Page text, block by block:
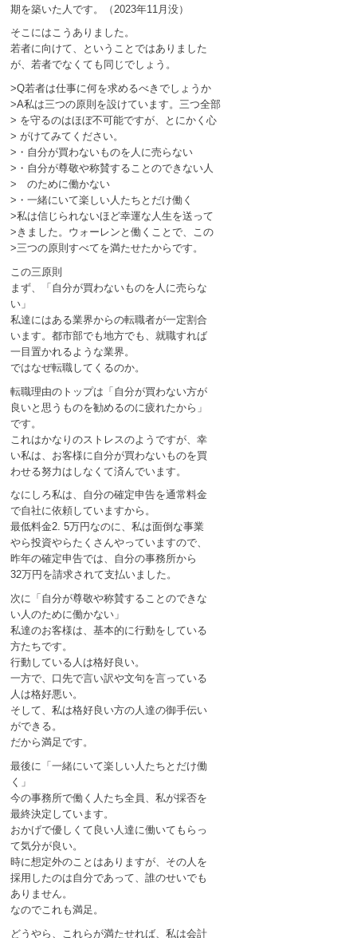
期を築いた人です。（2023年11月没）
そこにはこうありました。
若者に向けて、ということではありました
が、若者でなくても同じでしょう。
>Q若者は仕事に何を求めるべきでしょうか
>A私は三つの原則を設けています。三つ全部
> を守るのはほぼ不可能ですが、とにかく心
> がけてみてください。
>・自分が買わないものを人に売らない
>・自分が尊敬や称賛することのできない人
> のために働かない
>・一緒にいて楽しい人たちとだけ働く
>私は信じられないほど幸運な人生を送って
>きました。ウォーレンと働くことで、この
>三つの原則すべてを満たせたからです。
この三原則
まず、「自分が買わないものを人に売らな
い」
私達にはある業界からの転職者が一定割合
います。都市部でも地方でも、就職すれば
一目置かれるような業界。
ではなぜ転職してくるのか。
転職理由のトップは「自分が買わない方が
良いと思うものを勧めるのに疲れたから」
です。
これはかなりのストレスのようですが、幸
い私は、お客様に自分が買わないものを買
わせる努力はしなくて済んでいます。
なにしろ私は、自分の確定申告を通常料金
で自社に依頼していますから。
最低料金2. 5万円なのに、私は面倒な事業
やら投資やらたくさんやっていますので、
昨年の確定申告では、自分の事務所から
32万円を請求されて支払いました。
次に「自分が尊敬や称賛することのできな
い人のために働かない」
私達のお客様は、基本的に行動をしている
方たちです。
行動している人は格好良い。
一方で、口先で言い訳や文句を言っている
人は格好悪い。
そして、私は格好良い方の人達の御手伝い
ができる。
だから満足です。
最後に「一緒にいて楽しい人たちとだけ働
く」
今の事務所で働く人たち全員、私が採否を
最終決定しています。
おかげで優しくて良い人達に働いてもらっ
て気分が良い。
時に想定外のことはありますが、その人を
採用したのは自分であって、誰のせいでも
ありません。
なのでこれも満足。
どうやら、これらが満たせれば、私は会計